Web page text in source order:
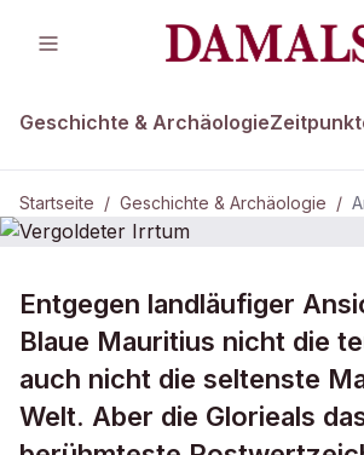
Geschichte & Archäologie
Startseite / Geschichte & Archäologie /
GESCHICHTE &
Vergoldeter Irrtum
Entgegen landläufiger
Blaue Mauritius nicht die
auch nicht die seltenste
Welt. Aber die Glorieals